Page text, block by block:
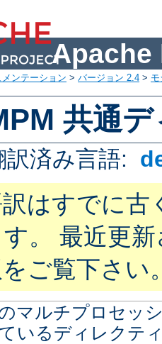
Apache
メンテーション > バージョン 2.4 >
共通
訳済み言語:
はすでに古
。 最近更
ご覧下さい
マルチプロセッ
いるディレクテ